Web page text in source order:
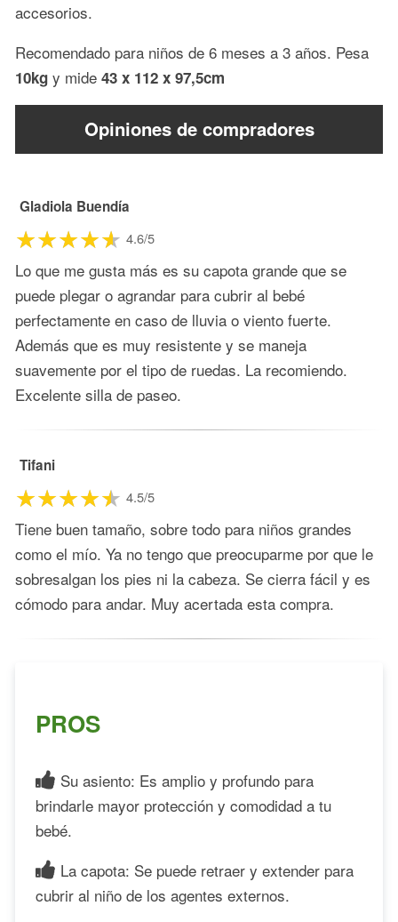
accesorios.
Recomendado para niños de 6 meses a 3 años. Pesa
10kg y mide 43 x 112 x 97,5cm
Opiniones de compradores
Gladiola Buendía
4.6/5
Lo que me gusta más es su capota grande que se
puede plegar o agrandar para cubrir al bebé
perfectamente en caso de lluvia o viento fuerte.
Además que es muy resistente y se maneja
suavemente por el tipo de ruedas. La recomiendo.
Excelente silla de paseo.
Tifani
4.5/5
Tiene buen tamaño, sobre todo para niños grandes
como el mío. Ya no tengo que preocuparme por que le
sobresalgan los pies ni la cabeza. Se cierra fácil y es
cómodo para andar. Muy acertada esta compra.
PROS
Su asiento: Es amplio y profundo para
brindarle mayor protección y comodidad a tu
bebé.
La capota: Se puede retraer y extender para
cubrir al niño de los agentes externos.